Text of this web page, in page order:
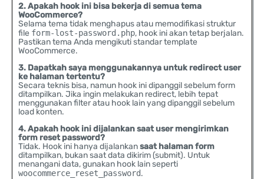
2. Apakah hook ini bisa bekerja di semua tema
WooCommerce?
Selama tema tidak menghapus atau memodifikasi struktur
file form-lost-password.php, hook ini akan tetap berjalan.
Pastikan tema Anda mengikuti standar template
WooCommerce.
3. Dapatkah saya menggunakannya untuk redirect user
ke halaman tertentu?
Secara teknis bisa, namun hook ini dipanggil sebelum form
ditampilkan. Jika ingin melakukan redirect, lebih tepat
menggunakan filter atau hook lain yang dipanggil sebelum
load konten.
4. Apakah hook ini dijalankan saat user mengirimkan
form reset password?
Tidak. Hook ini hanya dijalankansaat halaman form
ditampilkan, bukan saat data dikirim (submit). Untuk
menangani data, gunakan hook lain seperti
woocommerce_reset_password.